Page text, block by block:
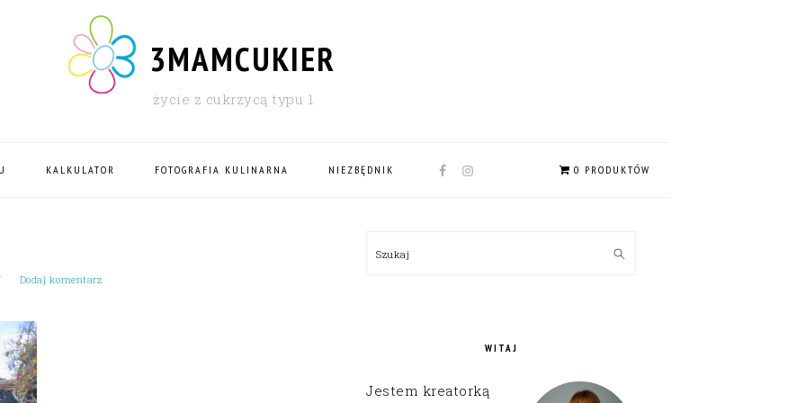
3MAMCUKIER
życie z cukrzycą typu 1
KALKULATOR FOTOGRAFIA KULINARNA NIEZBĘDNIK
NAV
0 PRODUKTÓW
Dodaj komentarz
SIDEBAR
Szukaj
WITAJ
Jestem kreatorką